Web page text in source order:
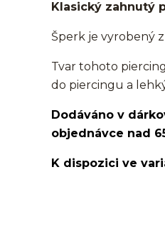
Klasický zahnutý
Šperk je vyrobený
Tvar tohoto
do piercingu a
Dodáváno v
objednávce nad
K dispozici ve